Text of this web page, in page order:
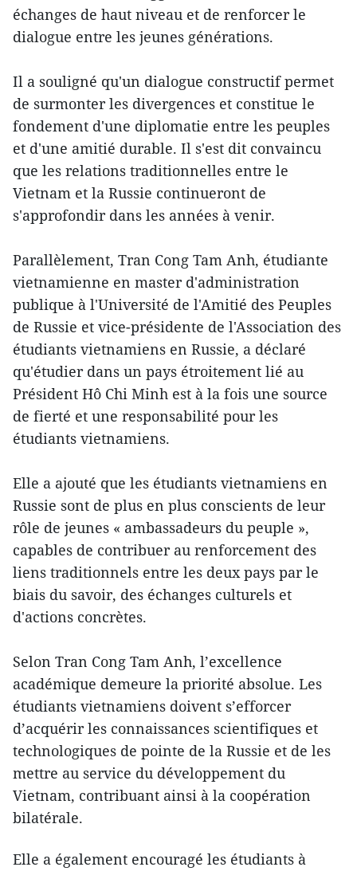
échanges de haut niveau et de renforcer le
dialogue entre les jeunes générations.
Il a souligné qu'un dialogue constructif permet
de surmonter les divergences et constitue le
fondement d'une diplomatie entre les peuples
et d'une amitié durable. Il s'est dit convaincu
que les relations traditionnelles entre le
Vietnam et la Russie continueront de
s'approfondir dans les années à venir.
Parallèlement, Tran Cong Tam Anh, étudiante
vietnamienne en master d'administration
publique à l'Université de l'Amitié des Peuples
de Russie et vice-présidente de l'Association des
étudiants vietnamiens en Russie, a déclaré
qu'étudier dans un pays étroitement lié au
Président Hô Chi Minh est à la fois une source
de fierté et une responsabilité pour les
étudiants vietnamiens.
Elle a ajouté que les étudiants vietnamiens en
Russie sont de plus en plus conscients de leur
rôle de jeunes « ambassadeurs du peuple »,
capables de contribuer au renforcement des
liens traditionnels entre les deux pays par le
biais du savoir, des échanges culturels et
d'actions concrètes.
Selon Tran Cong Tam Anh, l’excellence
académique demeure la priorité absolue. Les
étudiants vietnamiens doivent s’efforcer
d’acquérir les connaissances scientifiques et
technologiques de pointe de la Russie et de les
mettre au service du développement du
Vietnam, contribuant ainsi à la coopération
bilatérale.
Elle a également encouragé les étudiants à